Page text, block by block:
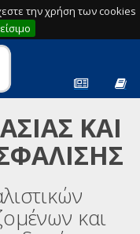
την χρήση των cookies
ΚΑΙ
και